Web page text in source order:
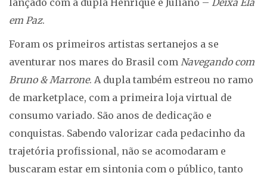
lançado com a dupla Henrique e Juliano – Deixa Ela
em Paz.
Foram os primeiros artistas sertanejos a se
aventurar nos mares do Brasil com Navegando com
Bruno & Marrone. A dupla também estreou no ramo
de marketplace, com a primeira loja virtual de
consumo variado. São anos de dedicação e
conquistas. Sabendo valorizar cada pedacinho da
trajetória profissional, não se acomodaram e
buscaram estar em sintonia com o público, tanto